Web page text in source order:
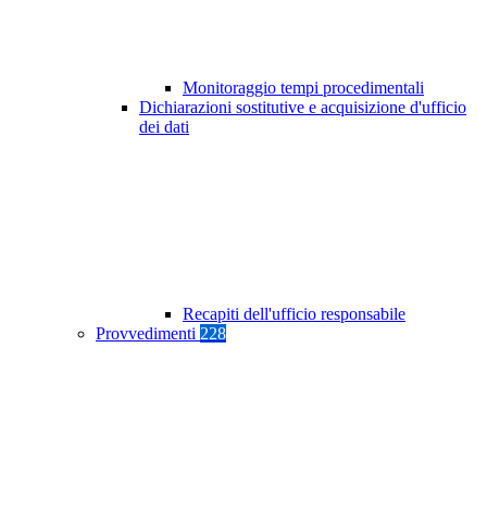
Monitoraggio tempi procedimentali
Dichiarazioni sostitutive e acquisizione d'ufficio
dei dati
Recapiti dell'ufficio responsabile
Provvedimenti 228